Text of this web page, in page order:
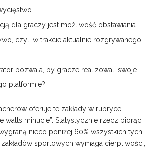
dla graczy jest możliwość obstawiania
czyli w trakcie aktualnie rozgrywanego
pozwala, by gracze realizowali swoje
platformie?
oferuje te zakłady w rubryce
watts minucie”. Statystycznie rzecz biorąc,
nieco poniżej 60% wszystkich tych
zakładów sportowych wymaga cierpliwości,